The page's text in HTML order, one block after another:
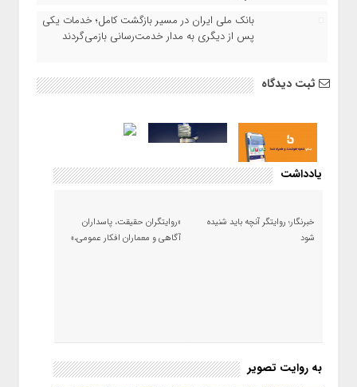
بانک ملی ایران در مسیر بازگشت کامل؛ خدمات یکی
پس از دیگری به مدار خدمت‌رسانی بازمی‌گردند
ثبت دیدگاه
یادداشت
خبرنگار؛ روایتگر آنچه باید شنیده
شود
«روایتگران حقیقت، پاسداران
آگاهی و معماران افکار عمومی،»
به روایت تصویر